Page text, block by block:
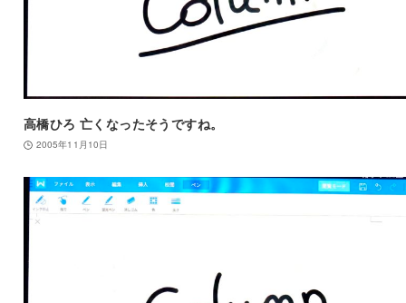
高橋ひろ 亡くなったそうですね。
2005年11月10日